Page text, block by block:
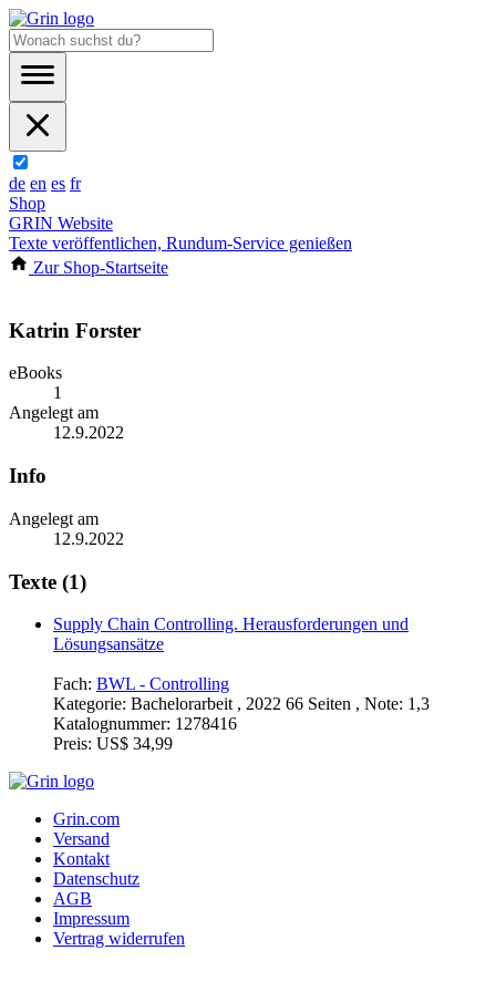
de en es fr
Shop
GRIN Website
Texte veröffentlichen, Rundum-Service genießen
Zur Shop-Startseite
Katrin Forster
eBooks
1
Angelegt am
12.9.2022
Info
Angelegt am
12.9.2022
Texte (1)
Supply Chain Controlling. Herausforderungen und
Lösungsansätze
Fach: BWL - Controlling
Kategorie: Bachelorarbeit , 2022 66 Seiten , Note: 1,3
Katalognummer: 1278416
Preis: US$ 34,99
Grin.com
Versand
Kontakt
Datenschutz
AGB
Impressum
Vertrag widerrufen